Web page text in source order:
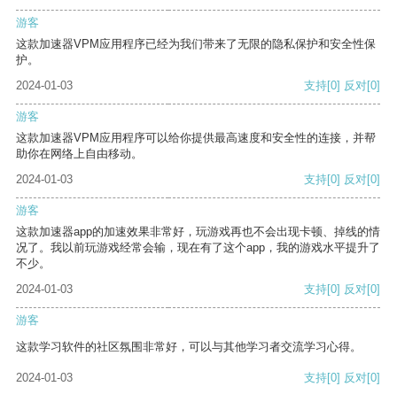
游客
这款加速器VPM应用程序已经为我们带来了无限的隐私保护和安全性保
护。
2024-01-03
支持[0] 反对[0]
游客
这款加速器VPM应用程序可以给你提供最高速度和安全性的连接，并帮
助你在网络上自由移动。
2024-01-03
支持[0] 反对[0]
游客
这款加速器app的加速效果非常好，玩游戏再也不会出现卡顿、掉线的情
况了。我以前玩游戏经常会输，现在有了这个app，我的游戏水平提升了
不少。
2024-01-03
支持[0] 反对[0]
游客
这款学习软件的社区氛围非常好，可以与其他学习者交流学习心得。
2024-01-03 支持[0] 反对[0]